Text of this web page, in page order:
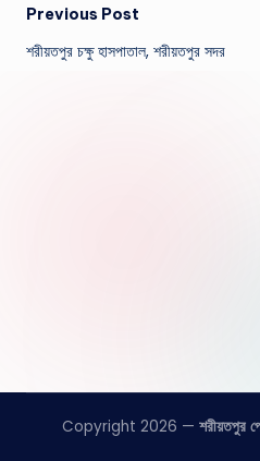
Post
navigation
Previous Post
শরীয়তপুর চক্ষু হাসপাতাল, শরীয়তপুর সদর
Copyright 2026 — শরীয়তপুর